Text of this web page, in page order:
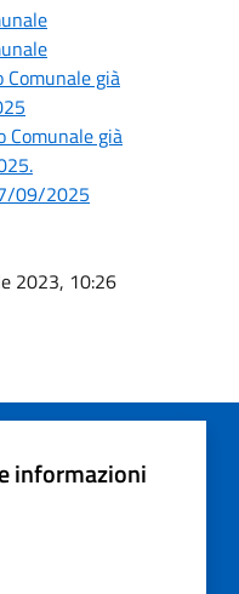
Comunale già
Comunale già
09/2025
2023, 10:26
informazioni